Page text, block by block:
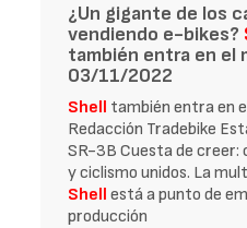
¿Un gigante de los
vendiendo e-bikes?
también entra en el
03/11/2022
Shell también entra en
Redacción Tradebike
SR-3B Cuesta de creer:
y ciclismo unidos. La
Shell está a punto de
producción